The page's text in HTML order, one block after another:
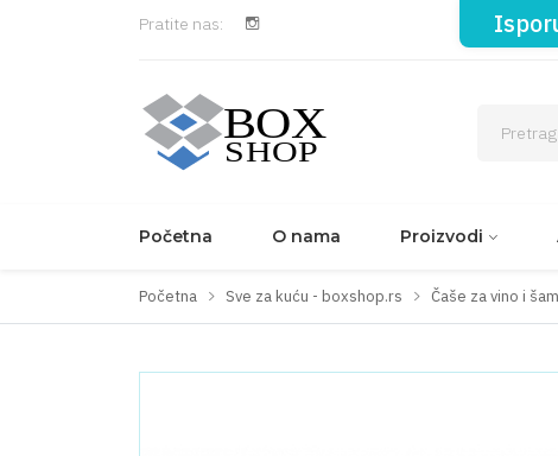
Pratite nas:
Početna O nama Proizvodi
Početna Sve za kuću - boxshop.rs Čaše za vino i